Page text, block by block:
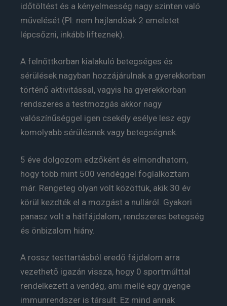
időtöltést és a kényelmesség nagy szinten való
művelését (Pl: nem hajlandóak 2 emeletet
lépcsőzni, inkább lifteznek).
A felnőttkorban kialakuló betegséges és
sérülések nagyban hozzájárulnak a gyerekkorban
történő aktivitással, vagyis ha gyerekkorban
rendszeres a testmozgás akkor nagy
valószínűséggel igen csekély esélye lesz egy
komolyabb sérülésnek vagy betegségnek.
5 éve dolgozom edzőként és elmondhatom,
hogy több mint 500 vendéggel foglalkoztam
már. Rengeteg olyan volt közöttük, akik 30 év
körül kezdték el a mozgást a nulláról. Gyakori
panasz volt a hátfájdalom, rendszeres betegség
és önbizalom hiány.
A rossz testtartásból eredő fájdalom arra
vezethető igazán vissza, hogy 0 sportmúlttal
rendelkezett a vendég, ami mellé egy gyenge
immunrendszer is társult. Ez mind annak